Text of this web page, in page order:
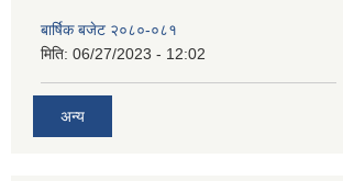
बार्षिक बजेट २०८०-०८१
मिति: 06/27/2023 - 12:02
अन्य